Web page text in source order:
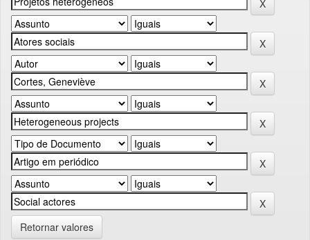
Retornar valores